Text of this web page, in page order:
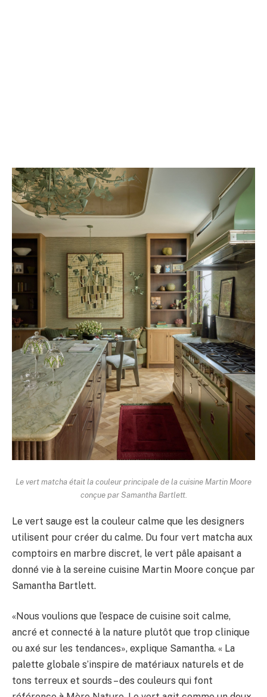
Le vert matcha était la couleur principale de la cuisine Martin Moore
conçue par Samantha Bartlett.
Le vert sauge est la couleur calme que les designers
utilisent pour créer du calme. Du four vert matcha aux
comptoirs en marbre discret, le vert pâle apaisant a
donné vie à la sereine cuisine Martin Moore conçue par
Samantha Bartlett.
«Nous voulions que l’espace de cuisine soit calme,
ancré et connecté à la nature plutôt que trop clinique
ou axé sur les tendances», explique Samantha. « La
palette globale s’inspire de matériaux naturels et de
tons terreux et sourds – des couleurs qui font